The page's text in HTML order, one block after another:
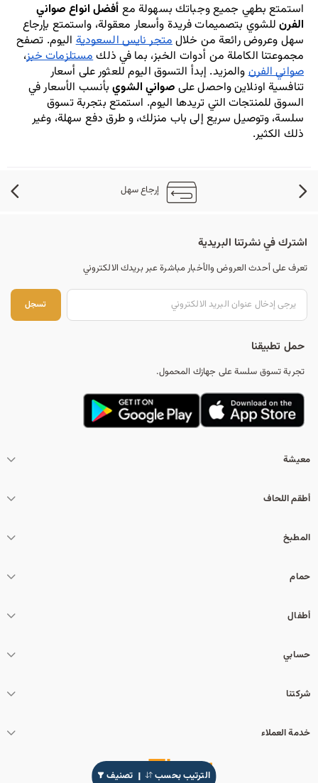
الترتيب بحسب تصنيف
استمتع بطهي جميع وجباتك بسهولة مع
أفضل انواع صواني
الفرن
للشوي بتصميمات فريدة وأسعار معقولة، واستمتع بإرجاع
سهل وعروض رائعة من خلال متجر نايس السعودية
اليوم. تصفح
مجموعتنا الكاملة من أدوات الخبز، بما في ذلك مستلزمات خبز،
صواني الفرن
والمزيد. إبدأ التسوق اليوم للعثور على أسعار
تنافسية اونلاين واحصل على صواني الشوي
بأنسب الأسعار في
السوق للمنتجات التي تريدها اليوم. استمتع بتجربة تسوق
سلسة، وتوصيل سريع إلى باب منزلك، و طرق دفع سهلة، وغير
ذلك الكثير.
إرجاع سهل
اشترك في نشرتنا البريدية
تعرف على أحدث العروض والأخبار مباشرة عبر بريدك الالكتروني
تسجل
حمل تطبيقنا
تجربة تسوق سلسة على جهازك المحمول.
معيشة
أطقم اللحاف
المطبخ
حمام
أطفال
حسابي
شركتنا
خدمة العملاء